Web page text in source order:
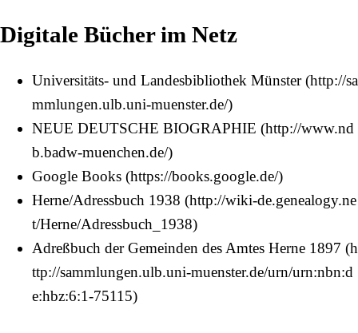
Digitale Bücher im Netz
Universitäts- und Landesbibliothek Münster
NEUE DEUTSCHE BIOGRAPHIE
Google Books
Herne/Adressbuch 1938
Adreßbuch der Gemeinden des Amtes Herne 1897